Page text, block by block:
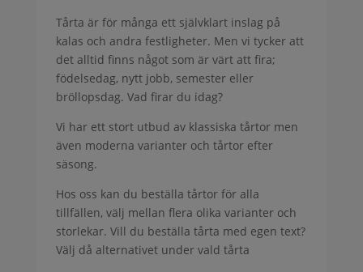
Tårta är för många ett självklart inslag på
kalas och andra festligheter. Men vi tycker att
det alltid finns något som är värt att fira;
födelsedag, nytt jobb, semester eller
bröllopsdag. Vad firar du idag?
Vi har ett stort utbud av klassiska tårtor men
även moderna varianter och tårtor efter
säsong.
Hos oss kan du beställa tårtor för alla
tillfällen, välj mellan flera olika varianter och
storlekar. Vill du beställa tårta med egen text?
Välj då alternativet under vald tårta